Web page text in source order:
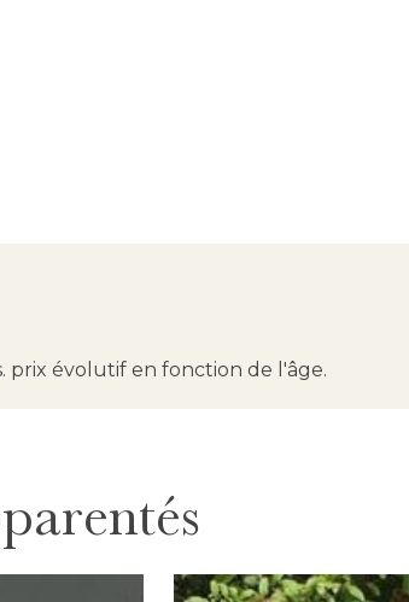
prix évolutif en fonction de l'âge.